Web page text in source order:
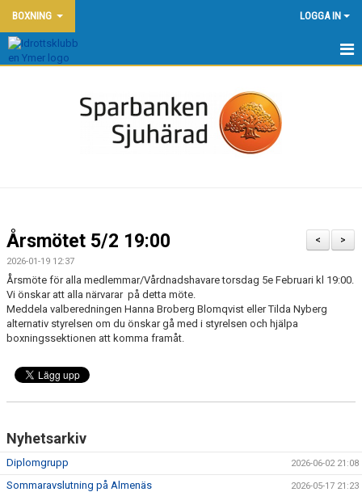
BOXNING LOGGA IN
BÖRJA BOXAS - NYBÖRJARKURSER
KALENDER
DOKUMENT
OM OSS
>
<
Årsmötet 5/2 19:00
2026-01-19 12:37
Årsmöte för alla medlemmar/Vårdnadshavare torsdag 5e Februari kl 19:00.
Vi önskar att alla närvarar på detta möte.
Meddela valberedningen Hanna Broberg Blomqvist eller Tilda Nyberg
alternativ styrelsen om du önskar gå med i styrelsen och hjälpa
boxningssektionen att komma framåt.
Nyhetsarkiv
Diplomgrupp 2026-06-02 21:08
Sommaravslutning på Almenäs 2026-05-17 21:23